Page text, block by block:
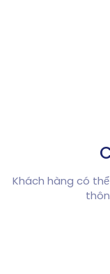
Khách hàng có